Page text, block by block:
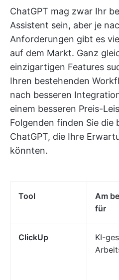
ChatGPT mag zwar Ihr
Assistent sein, aber je
Anforderungen gibt es
auf dem Markt. Ganz
einzigartigen Features
Ihren bestehenden
nach besseren
einem besseren Preis-
Folgenden finden Sie die
ChatGPT, die Ihre
könnten.
Tool
Am
für
ClickUp
KI-